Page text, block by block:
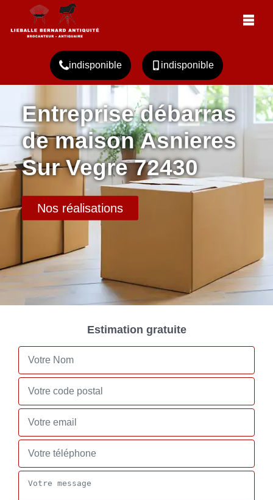
indisponible indisponible
Entreprise débarras
de maison Asnieres
Sur Vegre 72430
Nos réalisations
Estimation gratuite